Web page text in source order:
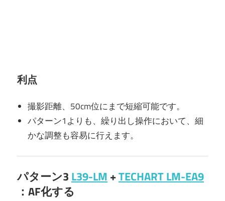
利点
撮影距離、50cm位にまで短縮可能です。
パターン1よりも、繰り出し操作において、細
かな調整も容易に行えます。
パターン3 L39-LM +TECHART LM-EA9
：AF化する